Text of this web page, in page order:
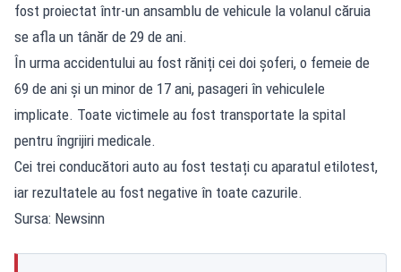
fost proiectat într-un ansamblu de vehicule la volanul căruia
se afla un tânăr de 29 de ani.
În urma accidentului au fost răniți cei doi șoferi, o femeie de
69 de ani și un minor de 17 ani, pasageri în vehiculele
implicate. Toate victimele au fost transportate la spital
pentru îngrijiri medicale.
Cei trei conducători auto au fost testați cu aparatul etilotest,
iar rezultatele au fost negative în toate cazurile.
Sursa: Newsinn